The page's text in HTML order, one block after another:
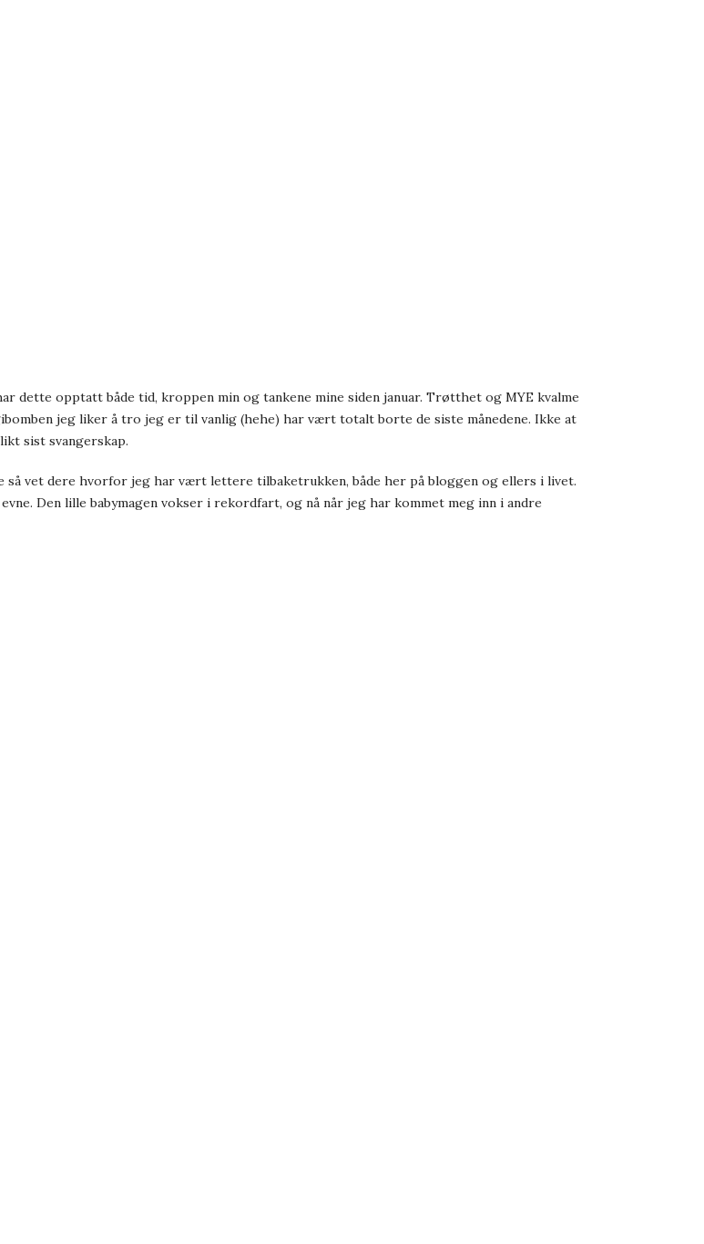
dette opptatt både tid, kroppen min og tankene mine siden januar. Trøtthet og MYE kvalme
jeg liker å tro jeg er til vanlig (hehe) har vært totalt borte de siste månedene. Ikke at
sist svangerskap.
så vet dere hvorfor jeg har vært lettere tilbaketrukken, både her på bloggen og ellers i livet.
Den lille babymagen vokser i rekordfart, og nå når jeg har kommet meg inn i andre